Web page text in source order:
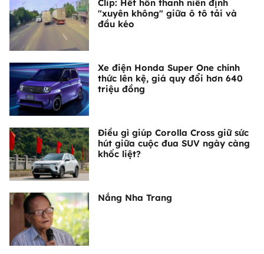
Clip: Hết hồn thanh niên định
"xuyên không" giữa ô tô tải và
đầu kéo
Xe điện Honda Super One chính
thức lên kệ, giá quy đổi hơn 640
triệu đồng
Điều gì giúp Corolla Cross giữ sức
hút giữa cuộc đua SUV ngày càng
khốc liệt?
Nắng Nha Trang